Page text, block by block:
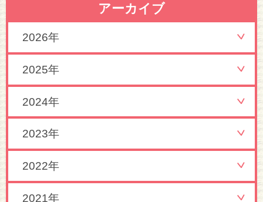
アーカイブ
2026年
2025年
2024年
2023年
2022年
2021年